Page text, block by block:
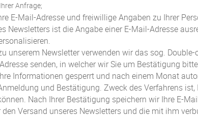
Anfrage;
E-Mail-Adresse und freiwillige Angaben zu Ihrer
Newsletters ist die Angabe einer E-Mail-Adresse
unserem Newsletter verwenden wir das sog.
senden, in welcher wir Sie um Bestätigung
Informationen gesperrt und nach einem Monat
und Bestätigung. Zweck des Verfahrens
Nach Ihrer Bestätigung speichern wir Ihre E-
Versand unseres Newsletters und die mit ihm